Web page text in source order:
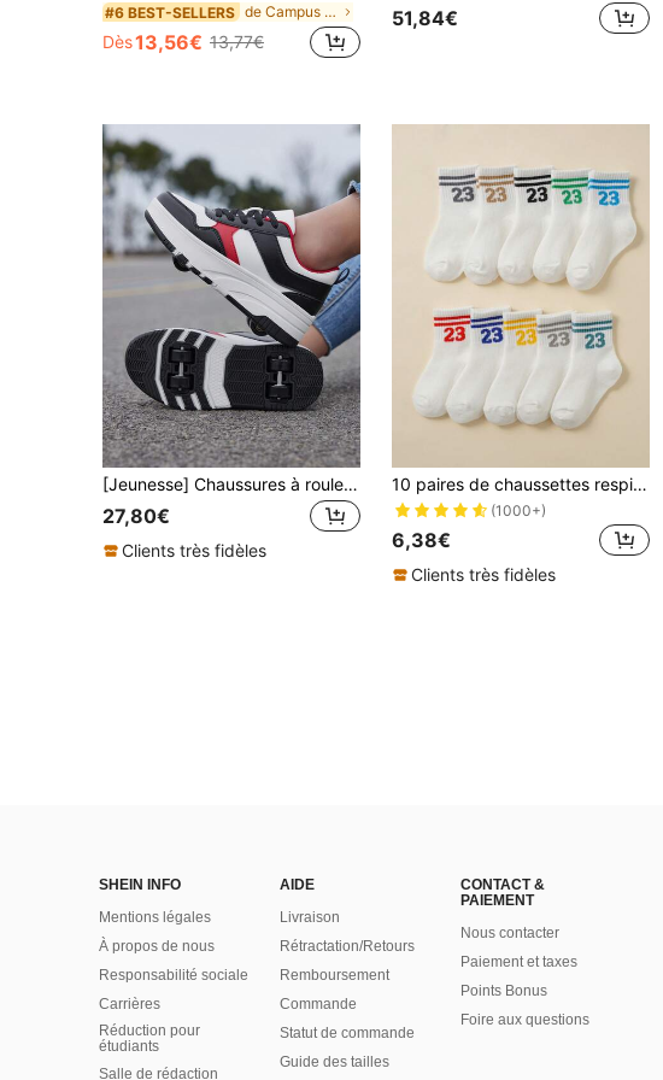
#6 BEST-SELLERS de Campus Chaussures Pour Homme .
Dès13,56€ 13,77€
51,84€
[Jeunesse] Chaussures à roulettes amovibles, style de rue cool, semelle amortissante en TPR, tige en PU respirante, design de sécurité à lacets, chaussures à roulettes de sport pour garçons et filles de 6 à 18 ans
27,80€
Clients très fidèles
10 paires de chaussettes respirantes pour enfants avec motif numérique et en barres parallèles, chaussettes de couleur unie pour l'uniforme scolaire pour garçons et filles
(1000+)
6,38€
Clients très fidèles
SHEIN INFO
Mentions légales
À propos de nous
Responsabilité sociale
Carrières
Réduction pour
étudiants
Salle de rédaction
AIDE
Livraison
Rétractation/Retours
Remboursement
Commande
Statut de commande
Guide des tailles
CONTACT &
PAIEMENT
Nous contacter
Paiement et taxes
Points Bonus
Foire aux questions